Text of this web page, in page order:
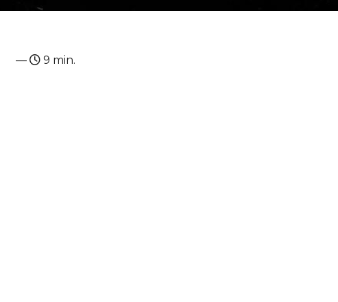
— 9 min.